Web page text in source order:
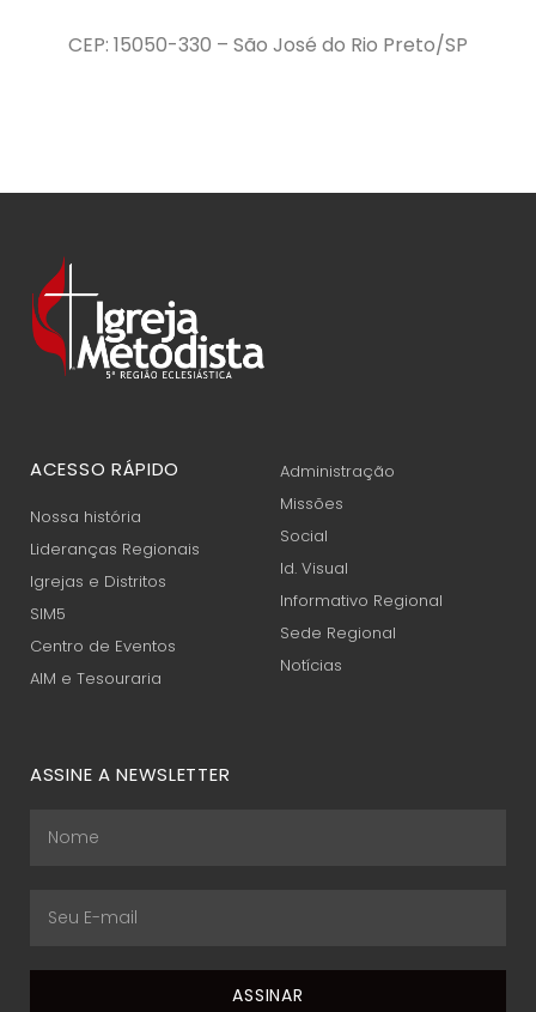
CEP: 15050-330 – São José do Rio Preto/SP
ACESSO RÁPIDO
Nossa história
Lideranças Regionais
Igrejas e Distritos
SIM5
Centro de Eventos
AIM e Tesouraria
Administração
Missões
Social
Id. Visual
Informativo Regional
Sede Regional
Notícias
ASSINE A NEWSLETTER